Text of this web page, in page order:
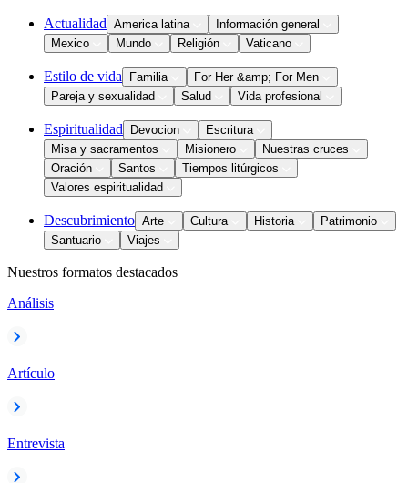
Actualidad America latina
Información general
Mexico
Mundo Religión Vaticano
Estilo de vida Familia
For Her &amp; For Men
Pareja y sexualidad
Salud Vida profesional
Espiritualidad Devocion
Escritura
Misa y sacramentos
Misionero
Nuestras cruces
Oración
Santos
Tiempos litúrgicos
Valores espiritualidad
Descubrimiento Arte Cultura Historia
Patrimonio
Santuario
Viajes
Nuestros formatos destacados
Análisis
Artículo
Entrevista